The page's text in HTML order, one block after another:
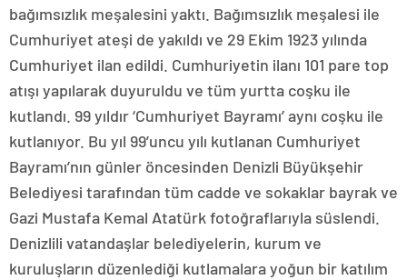
bağımsızlık meşalesini yaktı. Bağımsızlık meşalesi ile
Cumhuriyet ateşi de yakıldı ve 29 Ekim 1923 yılında
Cumhuriyet ilan edildi. Cumhuriyetin ilanı 101 pare top
atışı yapılarak duyuruldu ve tüm yurtta coşku ile
kutlandı. 99 yıldır ‘Cumhuriyet Bayramı’ aynı coşku ile
kutlanıyor. Bu yıl 99’uncu yılı kutlanan Cumhuriyet
Bayramı’nın günler öncesinden Denizli Büyükşehir
Belediyesi tarafından tüm cadde ve sokaklar bayrak ve
Gazi Mustafa Kemal Atatürk fotoğraflarıyla süslendi.
Denizlili vatandaşlar belediyelerin, kurum ve
kuruluşların düzenlediği kutlamalara yoğun bir katılım